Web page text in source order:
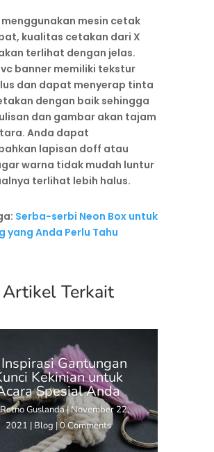
mesin cetak
kualitas cetakan dari X
terlihat dengan jelas.
banner memiliki tekstur
dan dapat menyerap tinta
dengan baik sehingga
dan gambar akan tajam
Anda dapat
lapisan doff atau
warna tidak mudah luntur
terlihat lebih halus.
Serba-serbi Neon Box untuk
yang Anda Perlu Tahu
Artikel Terkait
Gantungan
Kekinian untuk
Spesial Anda
Retno Guslanda|November 22,
2021 | Blog | 0 Comments